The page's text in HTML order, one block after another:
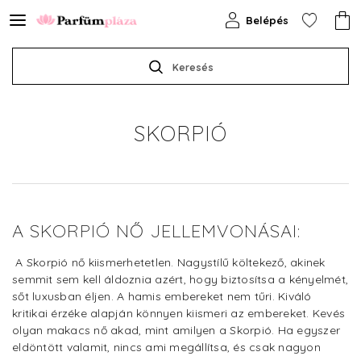
Keresés
Belépés
SKORPIÓ
A SKORPIÓ NŐ JELLEMVONÁSAI:
A Skorpió nő kiismerhetetlen. Nagystílű költekező, akinek
semmit sem kell áldoznia azért, hogy biztosítsa a kényelmét,
sőt luxusban éljen. A hamis embereket nem tűri. Kiváló
kritikai érzéke alapján könnyen kiismeri az embereket. Kevés
olyan makacs nő akad, mint amilyen a Skorpió. Ha egyszer
eldöntött valamit, nincs ami megállítsa, és csak nagyon